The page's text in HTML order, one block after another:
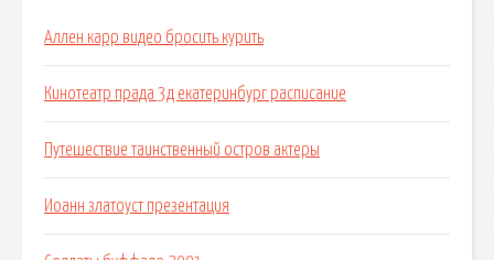
Аллен карр видео бросить курить
Кинотеатр прада 3д екатеринбург расписание
Путешествие таинственный остров актеры
Иоанн златоуст презентация